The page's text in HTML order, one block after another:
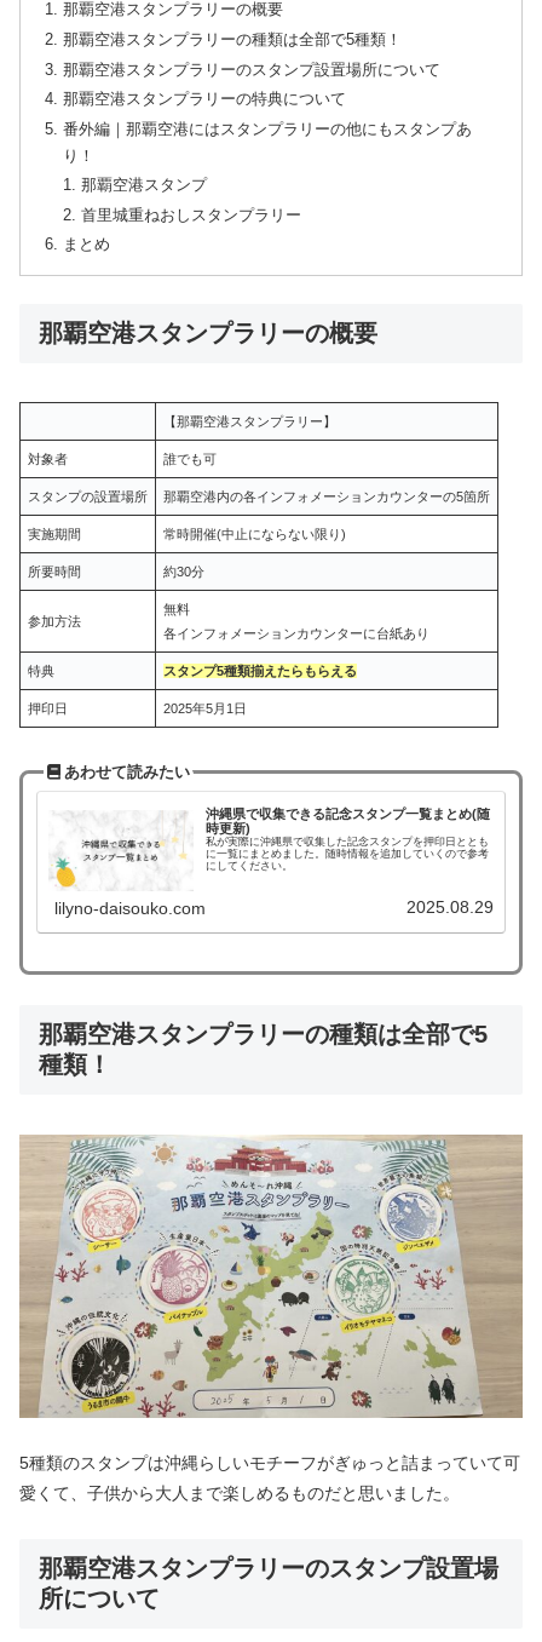
那覇空港スタンプラリーの概要
那覇空港スタンプラリーの種類は全部で5種類！
那覇空港スタンプラリーのスタンプ設置場所について
那覇空港スタンプラリーの特典について
番外編｜那覇空港にはスタンプラリーの他にもスタンプあ
り！
那覇空港スタンプ
首里城重ねおしスタンプラリー
まとめ
那覇空港スタンプラリーの概要
【那覇空港スタンプラリー】
対象者 誰でも可
スタンプの設置場所 那覇空港内の各インフォメーションカウンターの5箇所
実施期間 常時開催(中止にならない限り)
所要時間 約30分
参加方法
無料
各インフォメーションカウンターに台紙あり
特典 スタンプ5種類揃えたらもらえる
押印日 2025年5月1日
あわせて読みたい
沖縄県で収集できる記念スタンプ一覧まとめ(随
時更新)
私が実際に沖縄県で収集した記念スタンプを押印日ととも
に一覧にまとめました。随時情報を追加していくので参考
にしてください。
lilyno-daisouko.com 2025.08.29
那覇空港スタンプラリーの種類は全部で5
種類！
5種類のスタンプは沖縄らしいモチーフがぎゅっと詰まっていて可
愛くて、子供から大人まで楽しめるものだと思いました。
那覇空港スタンプラリーのスタンプ設置場
所について